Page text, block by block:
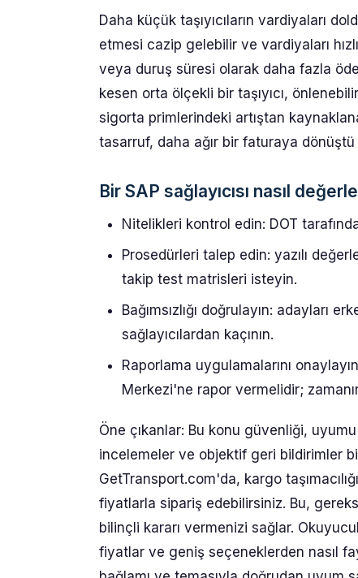
Daha küçük taşıyıcıların vardiyaları
etmesi cazip gelebilir ve vardiyaları
veya duruş süresi olarak daha fazla
kesen orta ölçekli bir taşıyıcı,
sigorta primlerindeki artıştan
tasarruf, daha ağır bir faturaya
Bir SAP sağlayıcısı nasıl
Nitelikleri kontrol edin: DOT
Prosedürleri talep edin: yazılı
takip test matrisleri isteyin.
Bağımsızlığı doğrulayın: adayları
sağlayıcılardan kaçının.
Raporlama uygulamalarını
Merkezi'ne rapor vermelidir;
Öne çıkanlar: Bu konu güvenliği,
incelemeler ve objektif geri bildirimler
GetTransport.com'da, kargo
fiyatlarla sipariş edebilirsiniz. Bu,
bilinçli kararı vermenizi sağlar.
fiyatlar ve geniş seçeneklerden nasıl